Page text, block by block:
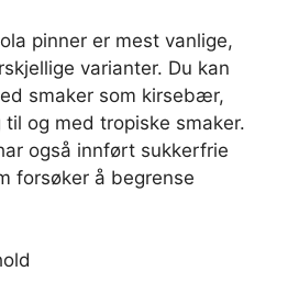
pinner er mest vanlige,
varianter. Du kan
smaker som kirsebær,
og med tropiske smaker.
også innført sukkerfrie
forsøker å begrense